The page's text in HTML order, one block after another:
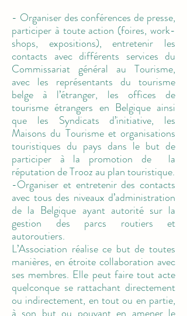
- Organiser des conférences de presse,
participer à toute action (foires, work-
shops, expositions), entretenir les
contacts avec différents services du
Commissariat général au Tourisme,
avec les représentants du tourisme
belge à l’étranger, les offices de
tourisme étrangers en Belgique ainsi
que les Syndicats d’initiative, les
Maisons du Tourisme et organisations
touristiques du pays dans le but de
participer à la promotion de la
réputation de Trooz au plan touristique.
-Organiser et entretenir des contacts
avec tous des niveaux d’administration
de la Belgique ayant autorité sur la
gestion des parcs routiers et
autoroutiers.
L’Association réalise ce but de toutes
manières, en étroite collaboration avec
ses membres. Elle peut faire tout acte
quelconque se rattachant directement
ou indirectement, en tout ou en partie,